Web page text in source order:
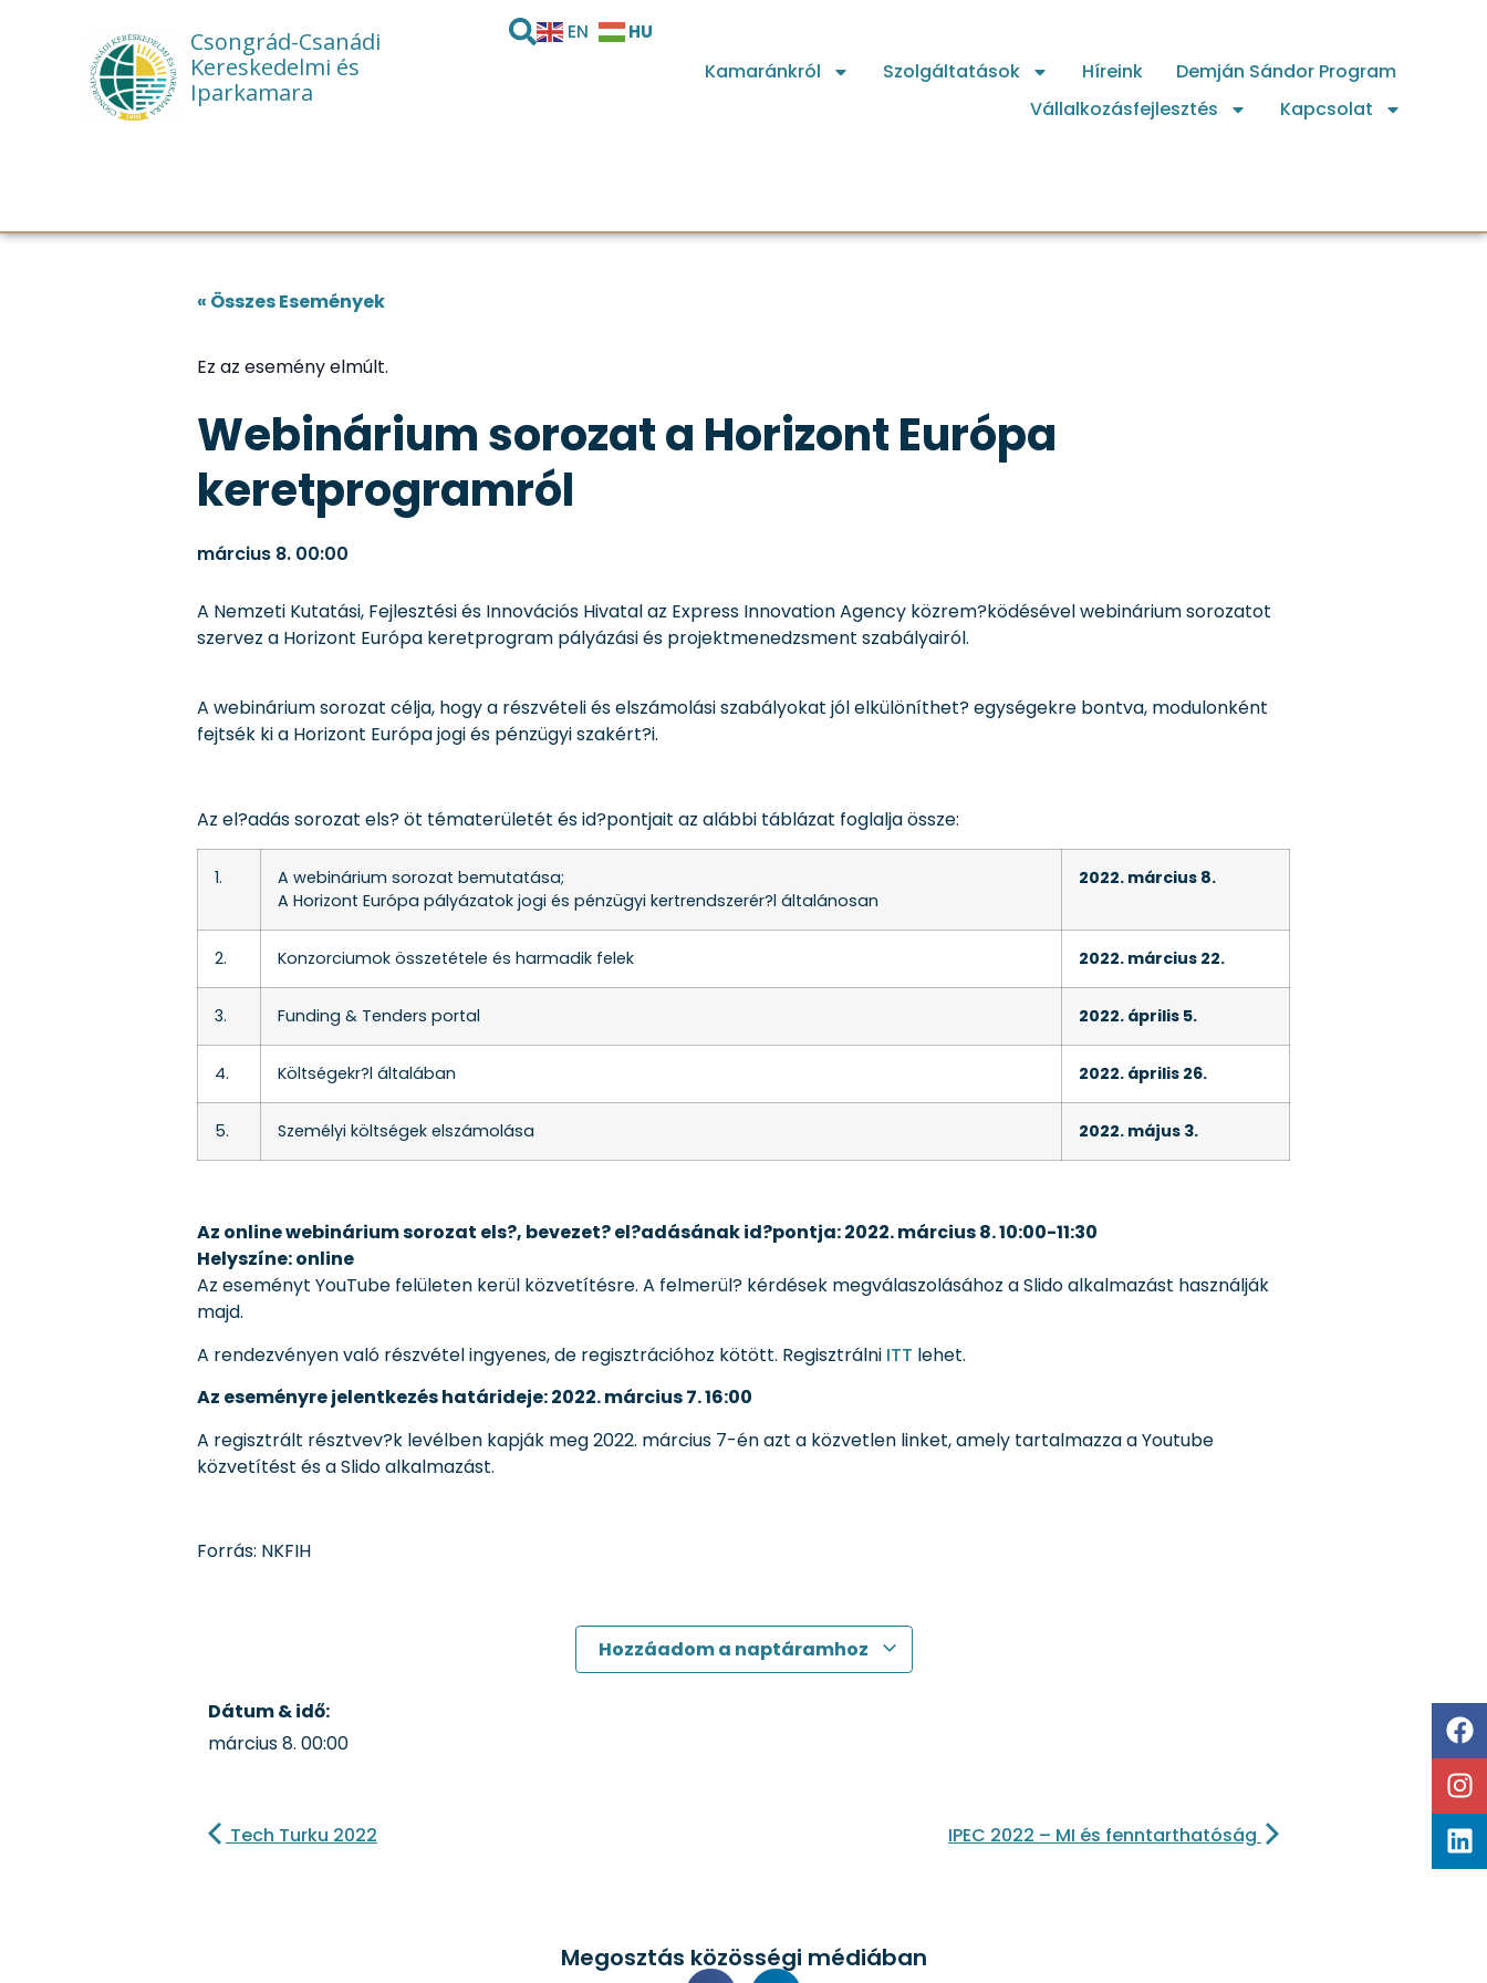
Csongrád-Csanádi
Kereskedelmi és
Iparkamara
EN HU
Kamaránkról Szolgáltatások Híreink
Demján Sándor Program
Vállalkozásfejlesztés
Kapcsolat
« Összes Események
Ez az esemény elmúlt.
Webinárium sorozat a Horizont Európa
keretprogramról
március 8. 00:00
A Nemzeti Kutatási, Fejlesztési és Innovációs Hivatal az Express Innovation Agency közrem?ködésével webinárium sorozatot
szervez a Horizont Európa keretprogram pályázási és projektmenedzsment szabályairól.
A webinárium sorozat célja, hogy a részvételi és elszámolási szabályokat jól elkülöníthet? egységekre bontva, modulonként
fejtsék ki a Horizont Európa jogi és pénzügyi szakért?i.
Az el?adás sorozat els? öt tématerületét és id?pontjait az alábbi táblázat foglalja össze:
1.
A webinárium sorozat bemutatása;
A Horizont Európa pályázatok jogi és pénzügyi kertrendszerér?l általánosan
2022. március 8.
2. Konzorciumok összetétele és harmadik felek 2022. március 22.
3. Funding & Tenders portal 2022. április 5.
4. Költségekr?l általában 2022. április 26.
5. Személyi költségek elszámolása 2022. május 3.
Az online webinárium sorozat els?, bevezet? el?adásának id?pontja: 2022. március 8. 10:00-11:30
Helyszíne: online
Az eseményt YouTube felületen kerül közvetítésre. A felmerül? kérdések megválaszolásához a Slido alkalmazást használják
majd.
A rendezvényen való részvétel ingyenes, de regisztrációhoz kötött. Regisztrálni ITT lehet.
Az eseményre jelentkezés határideje: 2022. március 7. 16:00
A regisztrált résztvev?k levélben kapják meg 2022. március 7-én azt a közvetlen linket, amely tartalmazza a Youtube
közvetítést és a Slido alkalmazást.
Forrás: NKFIH
Hozzáadom a naptáramhoz
Dátum & idő:
március 8. 00:00
Tech Turku 2022 IPEC 2022 – MI és fenntarthatóság
Megosztás közösségi médiában